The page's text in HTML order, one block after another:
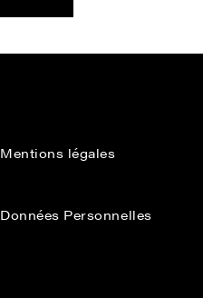
Mentions légales
Données Personnelles